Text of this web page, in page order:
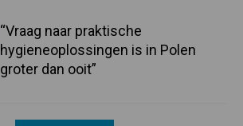
“Vraag naar praktische
hygieneoplossingen is in Polen
groter dan ooit”